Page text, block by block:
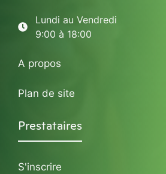
Lundi au Vendredi
9:00 à 18:00
A propos
Plan de site
Prestataires
S'inscrire